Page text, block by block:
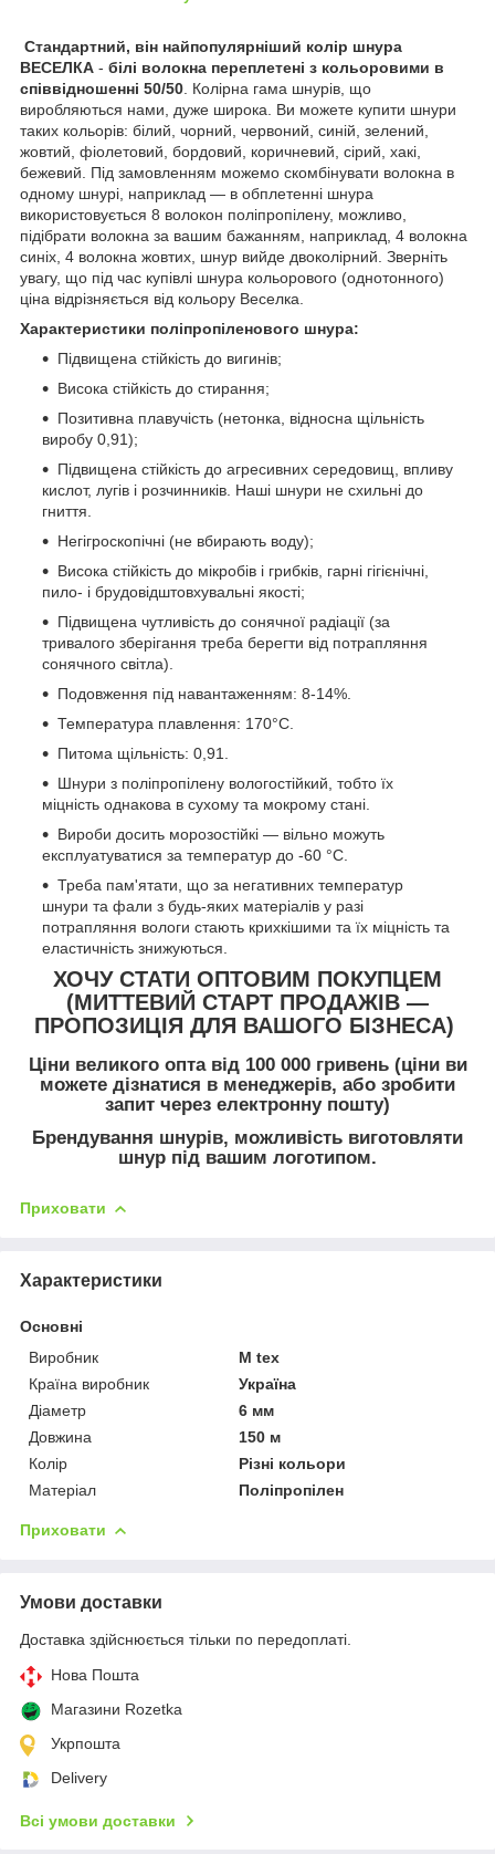
Стандартний, він найпопулярніший колір шнура
ВЕСЕЛКА - білі волокна переплетені з кольоровими в
співвідношенні 50/50. Колірна гама шнурів, що
виробляються нами, дуже широка. Ви можете купити шнури
таких кольорів: білий, чорний, червоний, синій, зелений,
жовтий, фіолетовий, бордовий, коричневий, сірий, хакі,
бежевий. Під замовленням можемо скомбінувати волокна в
одному шнурі, наприклад — в обплетенні шнура
використовується 8 волокон поліпропілену, можливо,
підібрати волокна за вашим бажанням, наприклад, 4 волокна
синіх, 4 волокна жовтих, шнур вийде двоколірний. Зверніть
увагу, що під час купівлі шнура кольорового (однотонного)
ціна відрізняється від кольору Веселка.
Характеристики поліпропіленового шнура:
Підвищена стійкість до вигинів;
Висока стійкість до стирання;
Позитивна плавучість (нетонка, відносна щільність
виробу 0,91);
Підвищена стійкість до агресивних середовищ, впливу
кислот, лугів і розчинників. Наші шнури не схильні до
гниття.
Негігроскопічні (не вбирають воду);
Висока стійкість до мікробів і грибків, гарні гігієнічні,
пило- і брудовідштовхувальні якості;
Підвищена чутливість до сонячної радіації (за
тривалого зберігання треба берегти від потрапляння
сонячного світла).
Подовження під навантаженням: 8-14%.
Температура плавлення: 170°С.
Питома щільність: 0,91.
Шнури з поліпропілену вологостійкий, тобто їх
міцність однакова в сухому та мокрому стані.
Вироби досить морозостійкі — вільно можуть
експлуатуватися за температур до -60 °C.
Треба пам'ятати, що за негативних температур
шнури та фали з будь-яких матеріалів у разі
потрапляння вологи стають крихкішими та їх міцність та
еластичність знижуються.
ХОЧУ СТАТИ ОПТОВИМ ПОКУПЦЕМ
(МИТТЕВИЙ СТАРТ ПРОДАЖІВ —
ПРОПОЗИЦІЯ ДЛЯ ВАШОГО БІЗНЕСА)
Ціни великого опта від 100 000 гривень (ціни ви
можете дізнатися в менеджерів, або зробити
запит через електронну пошту)
Брендування шнурів, можливість виготовляти
шнур під вашим логотипом.
Приховати
Характеристики
Основні
Виробник
M tex
Країна виробник
Україна
Діаметр
6 мм
Довжина
150 м
Колір
Різні кольори
Матеріал
Поліпропілен
Приховати
Умови доставки
Доставка здійснюється тільки по передоплаті.
Нова Пошта
Магазини Rozetka
Укрпошта
Delivery
Всі умови доставки